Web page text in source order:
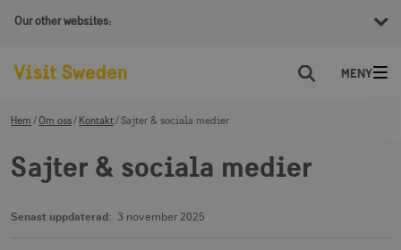
Our other websites:
Sök
Hem Om oss Kontakt Sajter & sociala medier
Sajter & sociala medier
Senast uppdaterad: 3 november 2025